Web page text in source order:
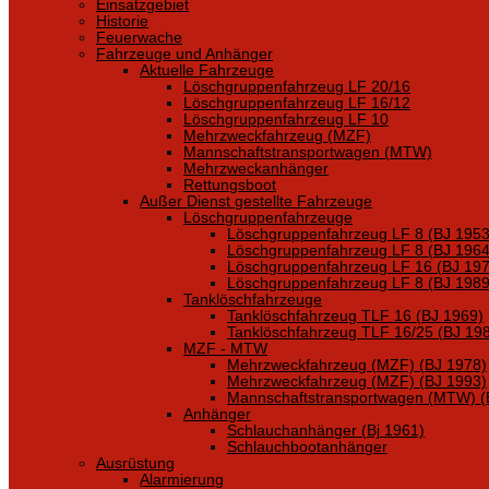
Einsatzgebiet
Historie
Feuerwache
Fahrzeuge und Anhänger
Aktuelle Fahrzeuge
Löschgruppenfahrzeug LF 20/16
Löschgruppenfahrzeug LF 16/12
Löschgruppenfahrzeug LF 10
Mehrzweckfahrzeug (MZF)
Mannschaftstransportwagen (MTW)
Mehrzweckanhänger
Rettungsboot
Außer Dienst gestellte Fahrzeuge
Löschgruppenfahrzeuge
Löschgruppenfahrzeug LF 8 (BJ
Löschgruppenfahrzeug LF 8 (BJ
Löschgruppenfahrzeug LF 16 (BJ
Löschgruppenfahrzeug LF 8 (BJ
Tanklöschfahrzeuge
Tanklöschfahrzeug TLF 16 (BJ 1969)
Tanklöschfahrzeug TLF 16/25 (BJ
MZF - MTW
Mehrzweckfahrzeug (MZF) (BJ 1978)
Mehrzweckfahrzeug (MZF) (BJ 1993)
Mannschaftstransportwagen (MTW)
Anhänger
Schlauchanhänger (Bj 1961)
Schlauchbootanhänger
Ausrüstung
Alarmierung